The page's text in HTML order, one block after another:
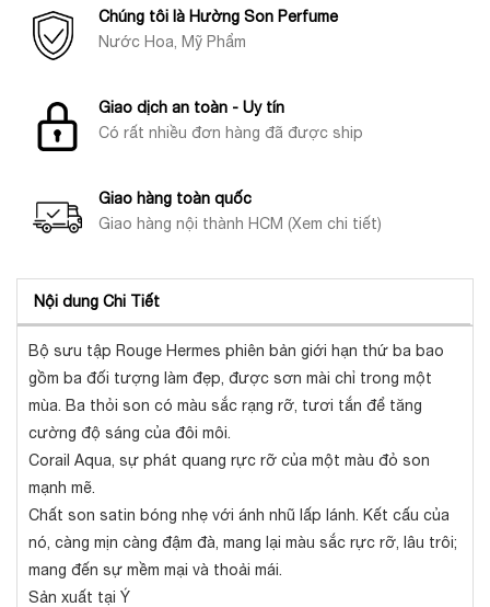
Chúng tôi là Hường Son Perfume
Nước Hoa, Mỹ Phẩm
Giao dịch an toàn - Uy tín
Có rất nhiều đơn hàng đã được ship
Giao hàng toàn quốc
Giao hàng nội thành HCM (Xem chi tiết)
Nội dung Chi Tiết
Bộ sưu tập Rouge Hermes phiên bản giới hạn thứ ba bao
gồm ba đối tượng làm đẹp, được sơn mài chỉ trong một
mùa. Ba thỏi son có màu sắc rạng rỡ, tươi tắn để tăng
cường độ sáng của đôi môi.
Corail Aqua, sự phát quang rực rỡ của một màu đỏ son
mạnh mẽ.
Chất son satin bóng nhẹ với ánh nhũ lấp lánh. Kết cấu của
nó, càng mịn càng đậm đà, mang lại màu sắc rực rỡ, lâu trôi;
mang đến sự mềm mại và thoải mái.
Sản xuất tại Ý